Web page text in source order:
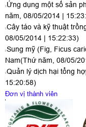
Ứng dụng một số sản
năm, 08/05/2014 |
Cây táo và kỹ thuật
08/05/2014 | 15:22:33)
Sung mỹ (Fig, Ficus
Nam(Thứ năm, 08/05/
Quản lý dịch hại tổng
15:20:58)
Đơn vị thành viên